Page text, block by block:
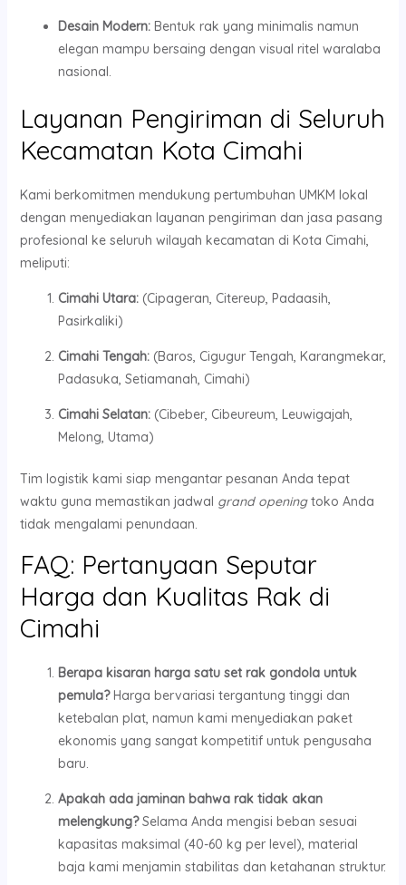
Desain Modern:Bentuk rak yang minimalis namun
elegan mampu bersaing dengan visual ritel waralaba
nasional.
Layanan Pengiriman di Seluruh
Kecamatan Kota Cimahi
Kami berkomitmen mendukung pertumbuhan UMKM lokal
dengan menyediakan layanan pengiriman dan jasa pasang
profesional ke seluruh wilayah kecamatan di Kota Cimahi,
meliputi:
Cimahi Utara:(Cipageran, Citereup, Padaasih,
Pasirkaliki)
Cimahi Tengah:(Baros, Cigugur Tengah, Karangmekar,
Padasuka, Setiamanah, Cimahi)
Cimahi Selatan:(Cibeber, Cibeureum, Leuwigajah,
Melong, Utama)
Tim logistik kami siap mengantar pesanan Anda tepat
waktu guna memastikan jadwal grand openingtoko Anda
tidak mengalami penundaan.
FAQ: Pertanyaan Seputar
Harga dan Kualitas Rak di
Cimahi
Berapa kisaran harga satu set rak gondola untuk
pemula?Harga bervariasi tergantung tinggi dan
ketebalan plat, namun kami menyediakan paket
ekonomis yang sangat kompetitif untuk pengusaha
baru.
Apakah ada jaminan bahwa rak tidak akan
melengkung?Selama Anda mengisi beban sesuai
kapasitas maksimal (40-60 kg per level), material
baja kami menjamin stabilitas dan ketahanan struktur.